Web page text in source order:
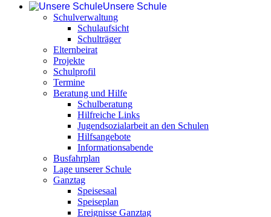
Unsere Schule
Schulverwaltung
Schulaufsicht
Schulträger
Elternbeirat
Projekte
Schulprofil
Termine
Beratung und Hilfe
Schulberatung
Hilfreiche Links
Jugendsozialarbeit an den Schulen
Hilfsangebote
Informationsabende
Busfahrplan
Lage unserer Schule
Ganztag
Speisesaal
Speiseplan
Ereignisse Ganztag